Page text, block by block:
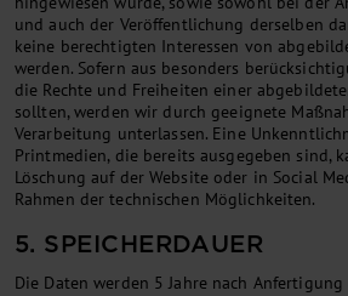
und auch der Veröffentlichung derselben
keine berechtigten Interessen von
werden. Sofern aus besonders
die Rechte und Freiheiten einer
sollten, werden wir durch geeignete
Verarbeitung unterlassen. Eine
Printmedien, die bereits ausgegeben sind,
Löschung auf der Website oder in Social
Rahmen der technischen Möglichkeiten.
5. SPEICHERDAUER
Die Daten werden 5 Jahre nach Anfertigung